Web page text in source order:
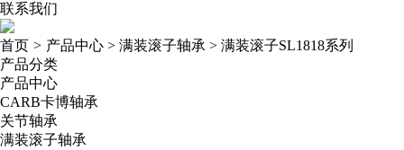
联系我们
首页 > 产品中心 > 满装滚子轴承 > 满装滚子SL1818系列
产品分类
产品中心
CARB卡博轴承
关节轴承
满装滚子轴承